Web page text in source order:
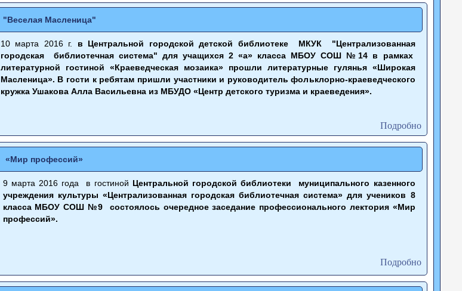
"Веселая Масленица"
10 марта 2016 г. в Центральной городской детской библиотеке МКУК "Централизованная
городская библиотечная система" для учащихся 2 «а» класса МБОУ СОШ №14 в рамках
литературной гостиной «Краеведческая мозаика» прошли литературные гулянья «Широкая
Масленица». В гости к ребятам пришли участники и руководитель фольклорно-краеведческого
кружка Ушакова Алла Васильевна из МБУДО «Центр детского туризма и краеведения».
Подробно
«Мир профессий»
9 марта 2016 года в гостиной Центральной городской библиотеки муниципального казенного
учреждения культуры «Централизованная городская библиотечная система» для учеников 8
класса МБОУ СОШ №9 состоялось очередное заседание профессионального лектория «Мир
профессий».
Подробно